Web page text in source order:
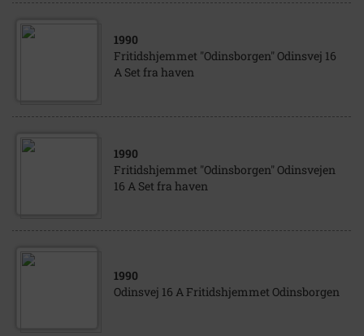
1990
Fritidshjemmet "Odinsborgen" Odinsvej 16
A Set fra haven
1990
Fritidshjemmet "Odinsborgen" Odinsvejen
16 A Set fra haven
1990
Odinsvej 16 A Fritidshjemmet Odinsborgen